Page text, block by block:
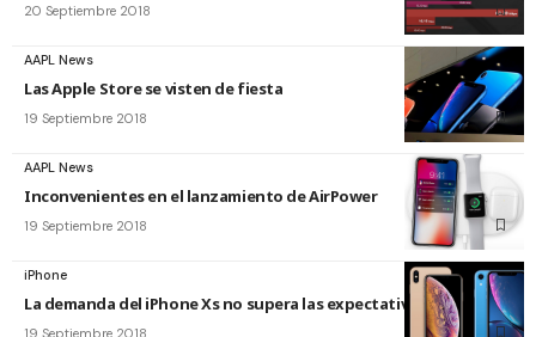
20 Septiembre 2018
AAPL News
Las Apple Store se visten de fiesta
19 Septiembre 2018
AAPL News
Inconvenientes en el lanzamiento de AirPower
19 Septiembre 2018
iPhone
La demanda del iPhone Xs no supera las expectativas
19 Septiembre 2018